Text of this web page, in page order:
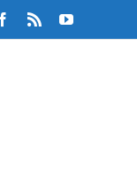
Facebook
Rss YouTube